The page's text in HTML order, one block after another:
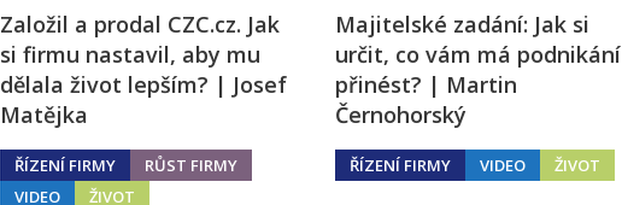
Založil a prodal CZC.cz. Jak
si firmu nastavil, aby mu
dělala život lepším? | Josef
Matějka
ŘÍZENÍ FIRMY
RŮST FIRMY
VIDEO
ŽIVOT
Majitelské zadání: Jak si
určit, co vám má podnikání
přinést? | Martin
Černohorský
ŘÍZENÍ FIRMY VIDEO ŽIVOT